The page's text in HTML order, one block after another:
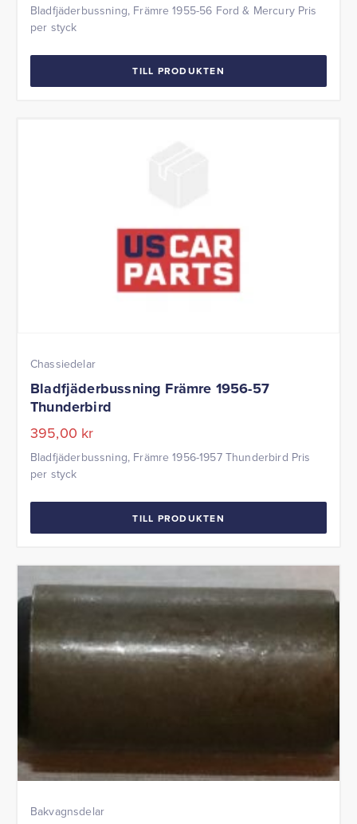
Bladfjäderbussning, Främre 1955-56 Ford & Mercury Pris
per styck
TILL PRODUKTEN
Chassiedelar
Bladfjäderbussning Främre 1956-57
Thunderbird
395,00 kr
Bladfjäderbussning, Främre 1956-1957 Thunderbird Pris
per styck
TILL PRODUKTEN
Bakvagnsdelar